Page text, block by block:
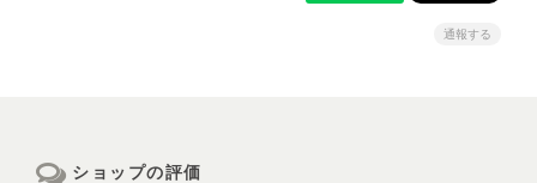
通報する
ショップの評価